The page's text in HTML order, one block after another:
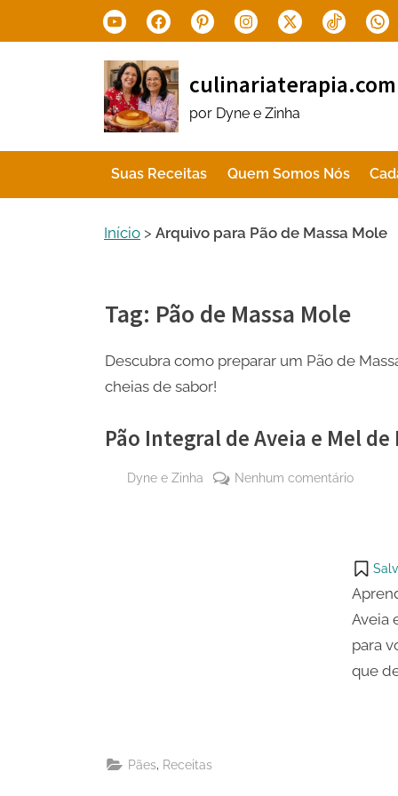
to
YoutubeFacebookPinterestInstagram
X.com Tiktok
culinariaterapia.com
por Dyne e Zinha
Suas Receitas Quem Somos Nós
Início > Arquivo para Pão de Massa Mole
Tag: Pão de Massa Mole
Descubra como preparar um Pão de
cheias de sabor!
Pão Integral de Aveia e Mel
By
Dyne e Zinha Nenhum comentárioem
Aveia
e
Aveia
para
que
Pães Receitas